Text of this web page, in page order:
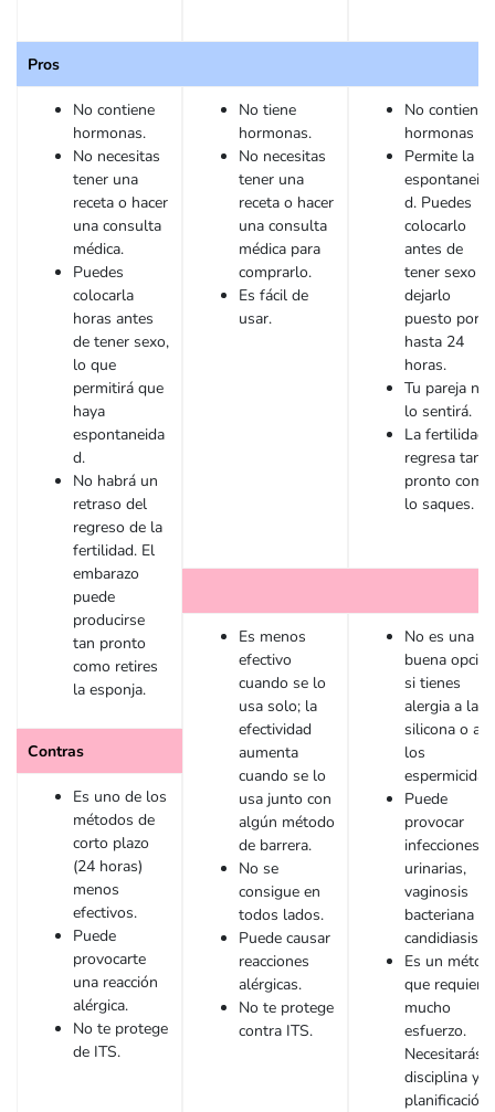
Pros
No contiene
hormonas.
No necesitas
tener una
receta o hacer
una consulta
médica.
Puedes
colocarla
horas antes
de tener sexo,
lo que
permitirá que
haya
espontaneida
d.
No habrá un
retraso del
regreso de la
fertilidad. El
embarazo
puede
producirse
tan pronto
como retires
la esponja.
Contras
Es uno de los
métodos de
corto plazo
(24 horas)
menos
efectivos.
Puede
provocarte
una reacción
alérgica.
No te protege
de ITS.
No tiene
hormonas.
No necesitas
tener una
receta o hacer
una consulta
médica para
comprarlo.
Es fácil de
usar.
Es menos
efectivo
cuando se lo
usa solo; la
efectividad
aumenta
cuando se lo
usa junto con
algún método
de barrera.
No se
consigue en
todos lados.
Puede causar
reacciones
alérgicas.
No te protege
contra ITS.
No contiene
hormonas
Permite la
espontaneida
d. Puedes
colocarlo
antes de
tener sexo y
dejarlo
puesto por
hasta 24
horas.
Tu pareja no
lo sentirá.
La fertilidad
regresa tan
pronto como
lo saques.
No es una
buena opción
si tienes
alergia a la
silicona o a
los
espermicidas.
Puede
provocar
infecciones
urinarias,
vaginosis
bacteriana o
candidiasis.
Es un
que requiere
mucho
esfuerzo.
Necesitarás
disciplina y
planificación.